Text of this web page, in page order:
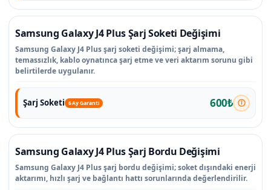
Samsung Galaxy J4 Plus Şarj Soketi Değişimi
Samsung Galaxy J4 Plus şarj soketi değişimi; şarj almama,
temassızlık, kablo oynatınca şarj etme ve veri aktarım sorunu gibi
belirtilerde uygulanır.
Şarj Soketi 6 Ay Garanti 600₺
Samsung Galaxy J4 Plus Şarj Bordu Değişimi
Samsung Galaxy J4 Plus şarj bordu değişimi; soket dışındaki enerji
aktarımı, hızlı şarj ve bağlantı hattı sorunlarında değerlendirilir.